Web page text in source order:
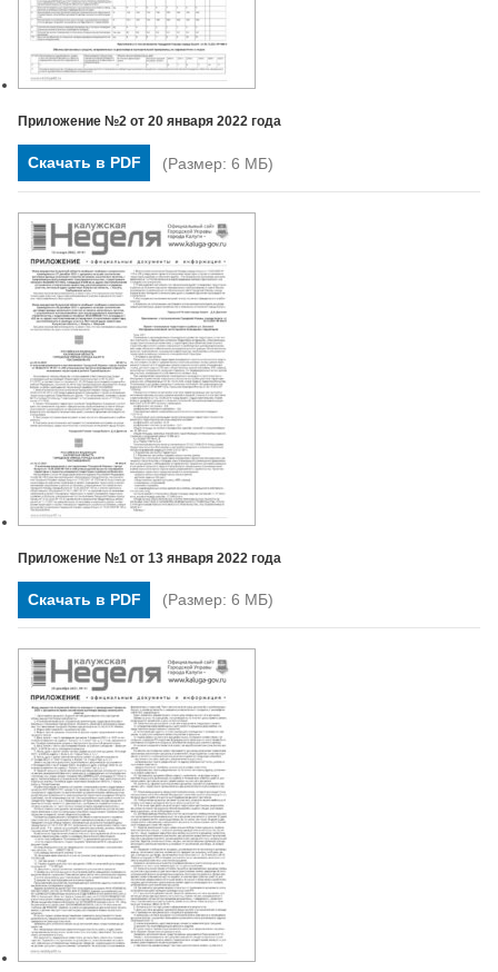
Приложение №2 от 20 января 2022 года
Скачать в PDF (Размер: 6 МБ)
Приложение №1 от 13 января 2022 года
Скачать в PDF (Размер: 6 МБ)